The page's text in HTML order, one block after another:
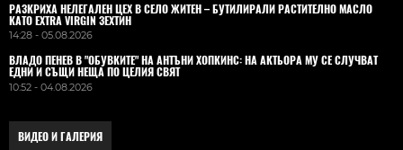
РАЗКРИХА НЕЛЕГАЛЕН ЦЕХ В СЕЛО ЖИТЕН – БУТИЛИРАЛИ РАСТИТЕЛНО МАСЛО
КАТО EXTRA VIRGIN ЗЕХТИН
14:28 - 05.08.2026
ВЛАДO ПЕНЕВ В "ОБУВКИТЕ" НА АНТЪНИ ХОПКИНС: НА АКТЬОРА МУ СЕ СЛУЧВАТ
ЕДНИ И СЪЩИ НЕЩА ПО ЦЕЛИЯ СВЯТ
10:52 - 04.08.2026
ВИДЕО И ГАЛЕРИЯ